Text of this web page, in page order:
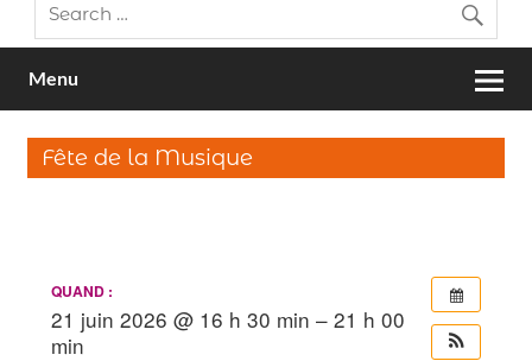
Menu
Fête de la Musique
QUAND :
21 juin 2026 @ 16 h 30 min – 21 h 00
min